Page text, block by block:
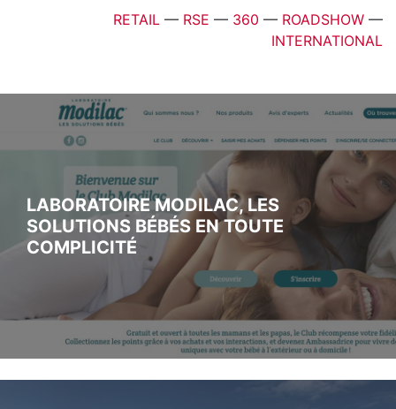
RETAIL — RSE — 360 — ROADSHOW —
INTERNATIONAL
LABORATOIRE MODILAC, LES
SOLUTIONS BÉBÉS EN TOUTE
COMPLICITÉ